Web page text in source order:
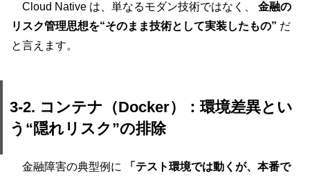
Cloud Native は、単なるモダン技術ではなく、 金融の
リスク管理思想を“そのまま技術として実装したもの” だ
と言えます。
3-2. コンテナ（Docker）：環境差異とい
う“隠れリスク”の排除
金融障害の典型例に
「テスト環境では動くが、本番で